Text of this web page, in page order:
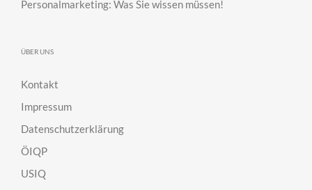
Personalmarketing: Was Sie wissen müssen!
ÜBER UNS
Kontakt
Impressum
Datenschutzerklärung
ÖIQP
USIQ